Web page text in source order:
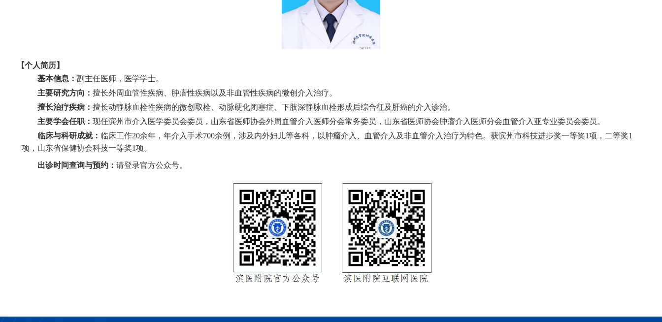
【个人简历】
基本信息： 副主任医师，医学学士。
主要研究方向： 擅长外周血管性疾病、肿瘤性疾病以及非血管性疾病的微创介入治疗。
擅长治疗疾病： 擅长动静脉血栓性疾病的微创取栓、动脉硬化闭塞症、下肢深静脉血栓形成后综合征及肝癌的介入诊治。
主要学会任职： 现任滨州市介入医学委员会委员，山东省医师协会外周血管介入医师分会常务委员，山东省医师协会肿瘤介入医师分会血管介入亚专业委员会委员。
临床与科研成就： 临床工作20余年，年介入手术700余例，涉及内外妇儿等各科，以肿瘤介入、血管介入及非血管介入治疗为特色。获滨州市科技进步奖一等奖1项，二等奖1
项，山东省保健协会科技一等奖1项。
出诊时间查询与预约： 请登录官方公众号。